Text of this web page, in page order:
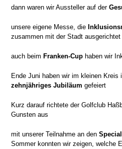
dann waren wir Aussteller auf der
unsere eigene Messe, die
zusammen mit der Stadt ausgerichtet
auch beim Franken-Cup haben wir
Ende Juni haben wir im kleinen Kreis
zehnjähriges Jubiläum gefeiert
Kurz darauf richtete der Golfclub
Gunsten aus
mit unserer Teilnahme an den
Sommer konnten wir zeigen, welche